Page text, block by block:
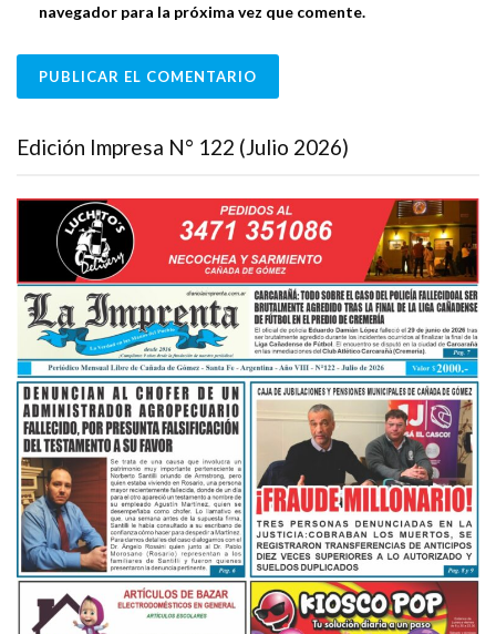
navegador para la próxima vez que comente.
Edición Impresa N° 122 (Julio 2026)